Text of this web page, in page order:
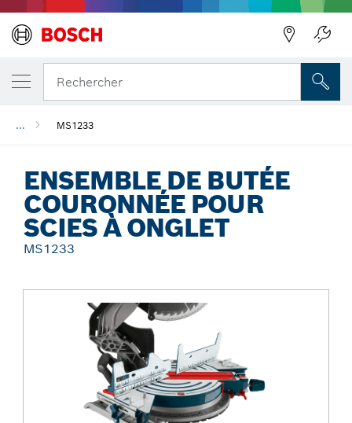
Rechercher
... MS1233
ENSEMBLE DE BUTÉE
COURONNÉE POUR
SCIES À ONGLET
MS1233